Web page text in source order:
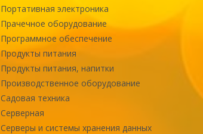
Портативная электроника
Прачечное оборудование
Программное обеспечение
Продукты питания
Продукты питания, напитки
Производственное оборудование
Садовая техника
Серверная
Серверы и системы хранения данных